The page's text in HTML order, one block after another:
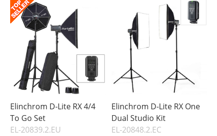
Elinchrom D-Lite RX 4/4
To Go Set
EL-20839.2.EU
Elinchrom D-Lite RX One
Dual Studio Kit
EL-20848.2.EC